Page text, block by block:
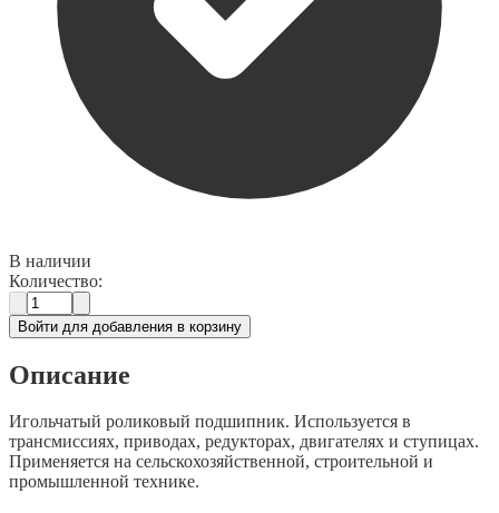
В наличии
Количество:
Войти для добавления в корзину
Описание
Игольчатый роликовый подшипник. Используется в
трансмиссиях, приводах, редукторах, двигателях и ступицах.
Применяется на сельскохозяйственной, строительной и
промышленной технике.